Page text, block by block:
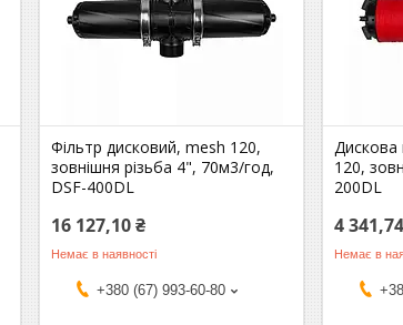
Фільтр дисковий, mesh 120,
зовнішня різьба 4", 70м3/год,
DSF-400DL
16 127,10 ₴
Немає в наявності
+380 (67) 993-60-80
Дискова
120,
200DL
4
Немає в